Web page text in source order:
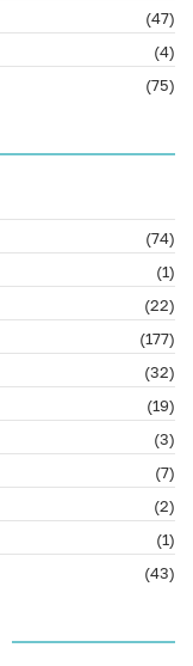
(47)
(4)
(75)
(74)
(1)
(22)
(177)
(32)
(19)
(3)
(7)
(2)
(1)
(43)